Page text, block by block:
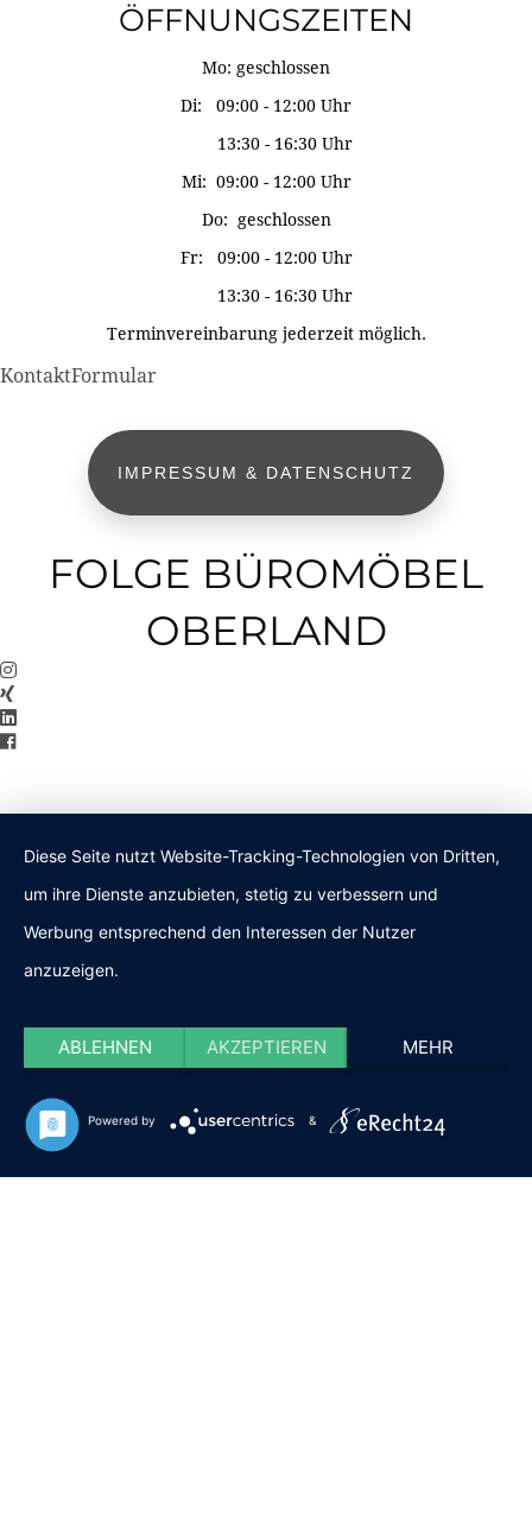
ÖFFNUNGSZEITEN
Mo: geschlossen
Di: 09:00 - 12:00 Uhr
13:30 - 16:30 Uhr
Mi: 09:00 - 12:00 Uhr
Do: geschlossen
Fr: 09:00 - 12:00 Uhr
13:30 - 16:30 Uhr
Terminvereinbarung jederzeit möglich.
KontaktFormular
IMPRESSUM & DATENSCHUTZ
FOLGE BÜROMÖBEL
OBERLAND
Diese Seite nutzt Website-Tracking-Technologien von Dritten,
um ihre Dienste anzubieten, stetig zu verbessern und
Werbung entsprechend den Interessen der Nutzer
anzuzeigen.
ABLEHNEN AKZEPTIEREN MEHR
Powered by &